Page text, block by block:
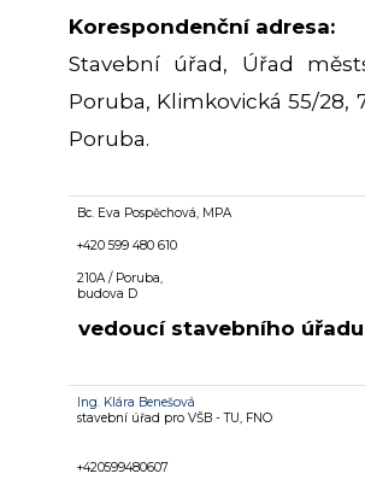
Korespondenční adresa:
Stavební úřad, Úřad
Poruba, Klimkovická 55/28,
Poruba.
Bc. Eva Pospěchová, MPA
+420 599 480 610
210A / Poruba,
budova D
vedoucí stavebního úřadu
Ing. Klára Benešová
stavební úřad pro VŠB - TU, FNO
+420599480607